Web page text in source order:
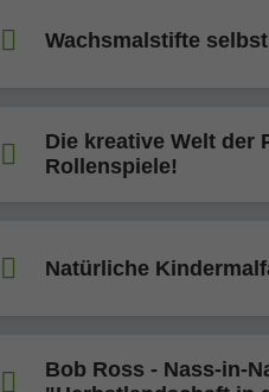
Wachsmalstifte
Die kreative Welt der
Rollenspiele!
Natürliche
Bob Ross - Nass-in-